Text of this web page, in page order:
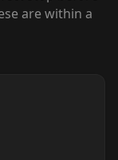
are within a